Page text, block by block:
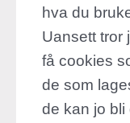
hva du
Uansett tror
få cookies
de som
de kan jo bli